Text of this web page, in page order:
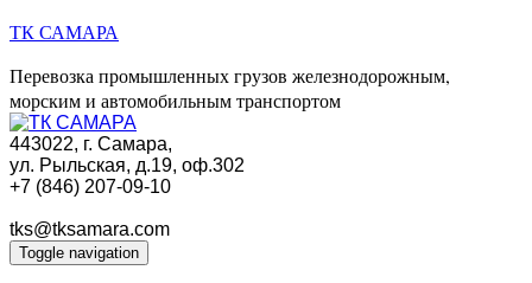
ТК САМАРА
Перевозка промышленных грузов железнодорожным,
морским и автомобильным транспортом
443022, г. Самара,
ул. Рыльская, д.19, оф.302
+7 (846) 207-09-10
tks@tksamara.com
Toggle navigation